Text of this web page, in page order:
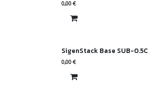
0,00€
SigenStack Base SUB-0.5C
0,00€